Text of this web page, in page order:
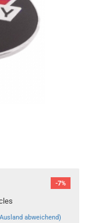
-7%
abweichend)